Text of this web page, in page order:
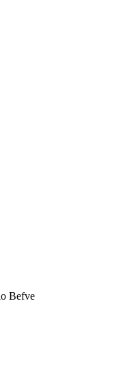
Befve